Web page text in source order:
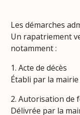
Les démarches
Un rapatriement
notamment :
1. Acte de décès
Établi par la mairie
2. Autorisation de
Délivrée par la